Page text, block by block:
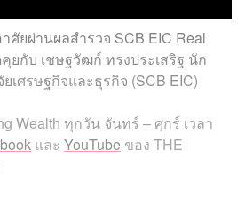
ยผ่านผลสำรวจ SCB EIC Real
ยกับ เชษฐวัฒก์ ทรงประเสริฐ นัก
เศรษฐกิจและธุรกิจ (SCB EIC)
Wealth ทุกวัน จันทร์ – ศุกร์ เวลา
และ YouTube ของ THE